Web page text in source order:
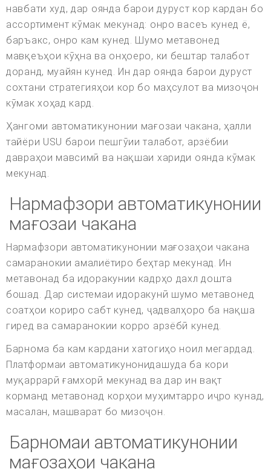
навбати худ, дар оянда барои дуруст кор кардан бо
ассортимент кӯмак мекунад: онро васеъ кунед ё,
баръакс, онро кам кунед. Шумо метавонед
мавқеъҳои кӯҳна ва онҳоеро, ки бештар талабот
доранд, муайян кунед. Ин дар оянда барои дуруст
сохтани стратегияҳои кор бо маҳсулот ва мизоҷон
кӯмак хоҳад кард.
Ҳангоми автоматикунонии мағозаи чакана, ҳалли
тайёри USU барои пешгӯии талабот, арзёбии
давраҳои мавсимӣ ва нақшаи хариди оянда кӯмак
мекунад.
Нармафзори автоматикунонии
мағозаи чакана
Нармафзори автоматикунонии мағозаҳои чакана
самаранокии амалиётиро беҳтар мекунад. Ин
метавонад ба идоракунии кадрҳо дахл дошта
бошад. Дар системаи идоракунӣ шумо метавонед
соатҳои кориро сабт кунед, ҷадвалҳоро ба нақша
гиред ва самаранокии корро арзёбӣ кунед.
Барнома ба кам кардани хатогиҳо ноил мегардад.
Платформаи автоматикунонидашуда ба кори
муқаррарӣ ғамхорӣ мекунад ва дар ин вақт
корманд метавонад корҳои муҳимтарро иҷро кунад,
масалан, машварат бо мизоҷон.
Барномаи автоматикунонии
мағозаҳои чакана